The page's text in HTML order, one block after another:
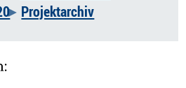
Projektarchiv